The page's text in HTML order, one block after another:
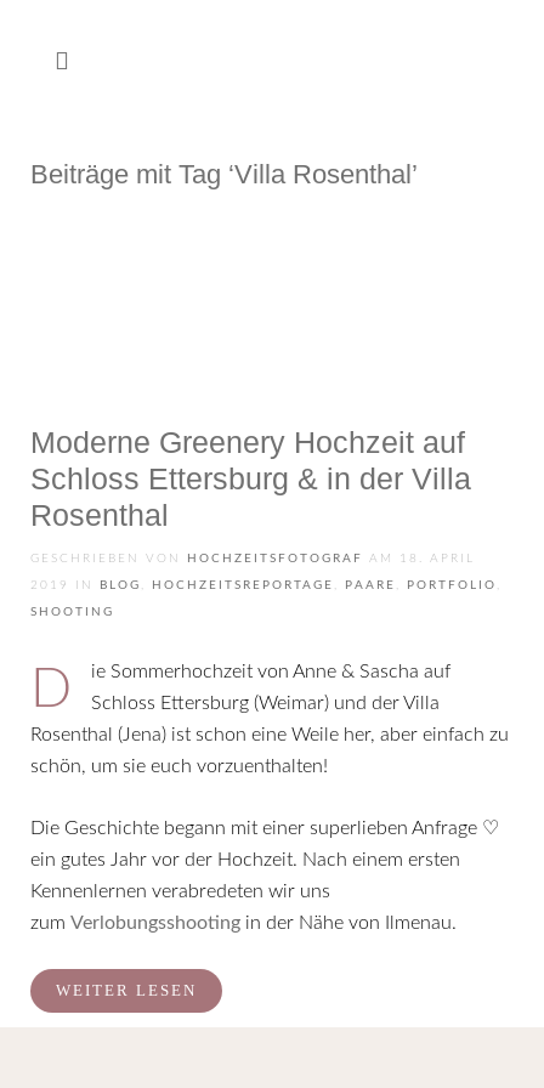
Beiträge mit Tag ‘Villa Rosenthal’
Moderne Greenery Hochzeit auf
Schloss Ettersburg & in der Villa
Rosenthal
GESCHRIEBEN VON HOCHZEITSFOTOGRAF AM 18. APRIL
2019 IN BLOG , HOCHZEITSREPORTAGE , PAARE , PORTFOLIO ,
SHOOTING
Die Sommerhochzeit von Anne & Sascha auf
Schloss Ettersburg (Weimar) und der Villa
Rosenthal (Jena) ist schon eine Weile her, aber einfach zu
schön, um sie euch vorzuenthalten!
Die Geschichte begann mit einer superlieben Anfrage ♡
ein gutes Jahr vor der Hochzeit. Nach einem ersten
Kennenlernen verabredeten wir uns
zum Verlobungsshooting in der Nähe von Ilmenau.
WEITER LESEN